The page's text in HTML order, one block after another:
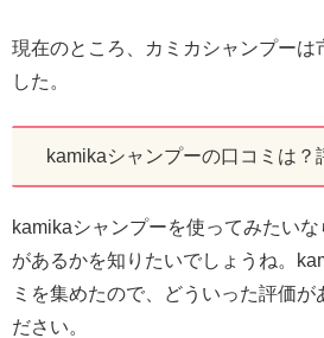
現在のところ、カミカシャンプーは
した。
kamikaシャンプーの口コミは？
kamikaシャンプーを使ってみたいな
があるかを知りたいでしょうね。
ミを集めたので、どういった評価が
ださい。